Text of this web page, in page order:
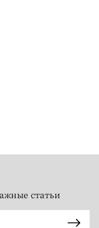
статьи